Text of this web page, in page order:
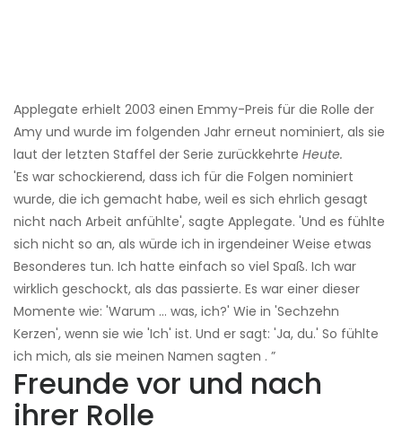
Applegate erhielt 2003 einen Emmy-Preis für die Rolle der
Amy und wurde im folgenden Jahr erneut nominiert, als sie
laut der letzten Staffel der Serie zurückkehrte Heute.
'Es war schockierend, dass ich für die Folgen nominiert
wurde, die ich gemacht habe, weil es sich ehrlich gesagt
nicht nach Arbeit anfühlte', sagte Applegate. 'Und es fühlte
sich nicht so an, als würde ich in irgendeiner Weise etwas
Besonderes tun. Ich hatte einfach so viel Spaß. Ich war
wirklich geschockt, als das passierte. Es war einer dieser
Momente wie: 'Warum ... was, ich?' Wie in 'Sechzehn
Kerzen', wenn sie wie 'Ich' ist. Und er sagt: 'Ja, du.' So fühlte
ich mich, als sie meinen Namen sagten . ”
Freunde vor und nach
ihrer Rolle